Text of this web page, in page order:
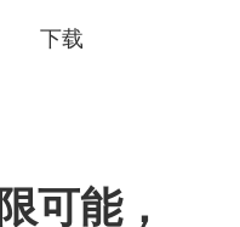
下载
可能，